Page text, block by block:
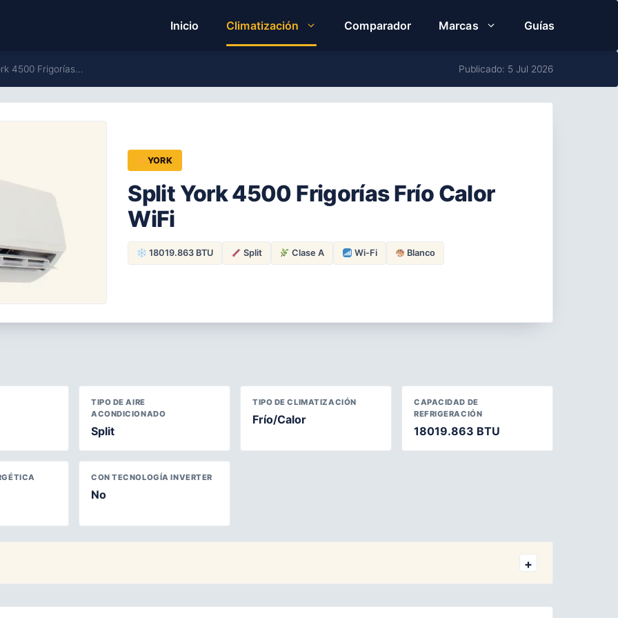
Inicio Climatización Comparador Marcas Guías
4500 Frigorías… Publicado: 5 Jul 2026
YORK
Split York 4500 Frigorías Frío Calor
WiFi
18019.863 BTU Split Clase A Wi-Fi Blanco
TIPO DE AIRE
ACONDICIONADO
Split
TIPO DE CLIMATIZACIÓN
Frío/Calor
CAPACIDAD DE
REFRIGERACIÓN
18019.863 BTU
CON TECNOLOGÍA INVERTER
No